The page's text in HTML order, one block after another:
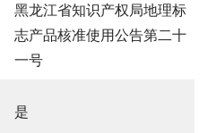
黑龙江省知识产权局地理标
志产品核准使用公告第二十
一号
是